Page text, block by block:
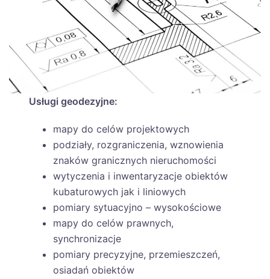
Usługi geodezyjne:
mapy do celów projektowych
podziały, rozgraniczenia, wznowienia
znaków granicznych nieruchomości
wytyczenia i inwentaryzacje obiektów
kubaturowych jak i liniowych
pomiary sytuacyjno – wysokościowe
mapy do celów prawnych,
synchronizacje
pomiary precyzyjne, przemieszczeń,
osiadań obiektów